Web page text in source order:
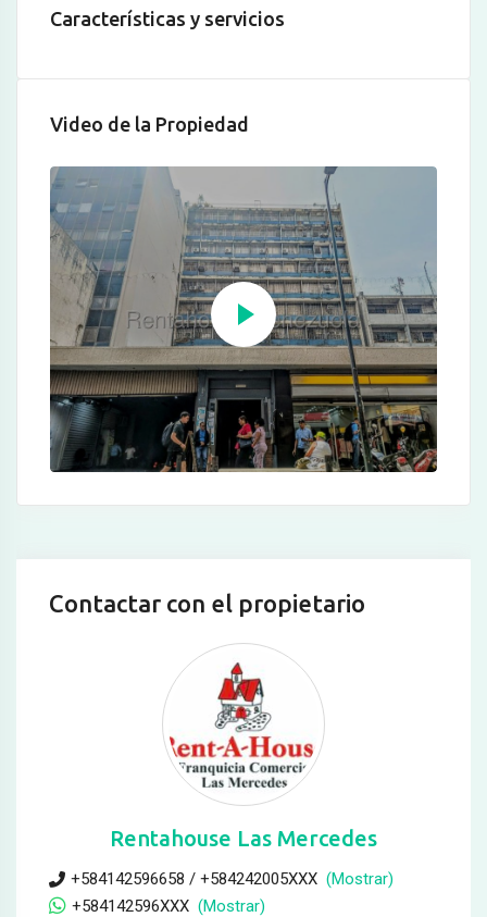
Características y servicios
Video de la Propiedad
Contactar con el propietario
Rentahouse Las Mercedes
+584142596658 / +584242005XXX (Mostrar)
+584142596XXX (Mostrar)